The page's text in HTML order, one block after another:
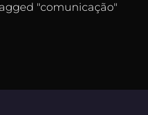
"comunicação"